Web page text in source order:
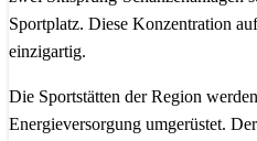
Sportplatz. Diese Konzentration
einzigartig.
Die Sportstätten der Region
Energieversorgung umgerüstet.